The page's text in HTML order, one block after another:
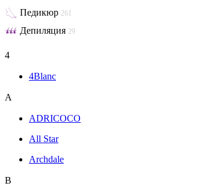
Педикюр 261
Депиляция 29
4
4Blanc
A
ADRICOCO
All Star
Archdale
B